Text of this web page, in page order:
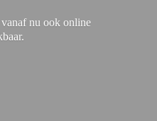
vanaf nu ookonline